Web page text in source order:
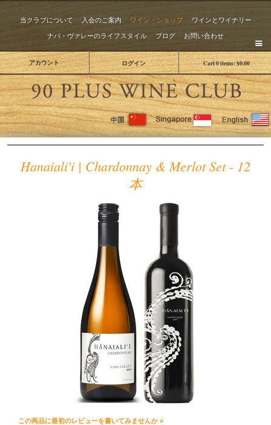
当クラブについて 入会のご案内 ワイン・ショップ
ワインとワイナリー
ナパ・ヴァレーのライフスタイル
ブログ お問い合わせ
Cart0items:$0.00
アカウント ログイン
The
Hanaiali'i | Chardonnay & Merlot Set - 12
本
この商品に最初のレビューを書いてみませんか »